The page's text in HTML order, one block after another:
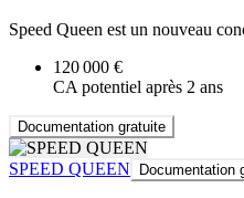
Speed Queen est un nouveau
120 000 €
CA potentiel après 2 ans
Documentation gratuite
SPEED QUEEN Documentation